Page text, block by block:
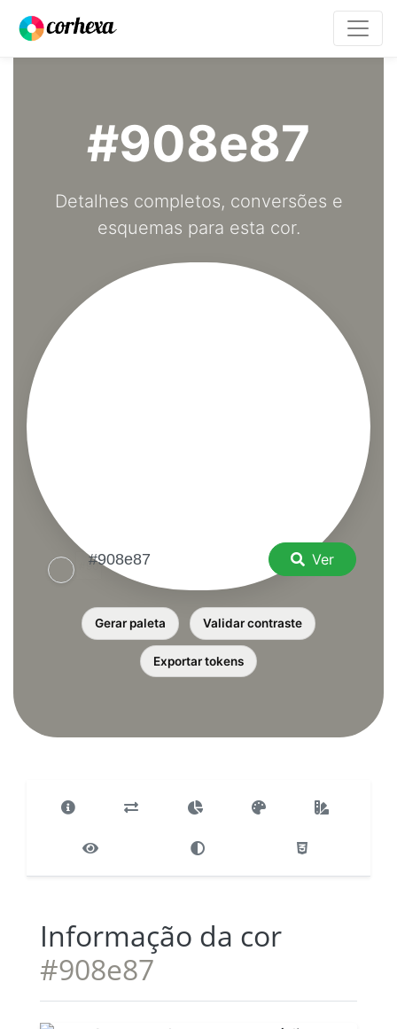
#908e87
Detalhes completos, conversões e
esquemas para esta cor.
Ver
Gerar paleta Validar contraste
Exportar tokens
Informação da cor
#908e87